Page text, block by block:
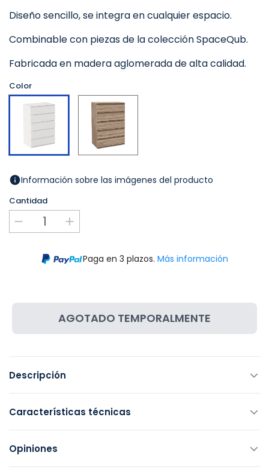
Diseño sencillo, se integra en cualquier espacio.
Combinable con piezas de la colección SpaceQub.
Fabricada en madera aglomerada de alta calidad.
Color
Blanco Efecto
Información sobre las imágenes del producto
Cantidad
Paga en 3 plazos. Más información
AGOTADO TEMPORALMENTE
Descripción
Características técnicas
Opiniones